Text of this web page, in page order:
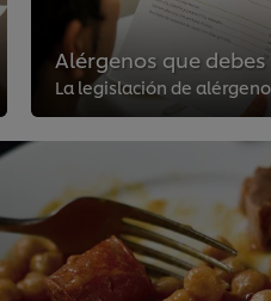
Alérgenos que
La legislación de